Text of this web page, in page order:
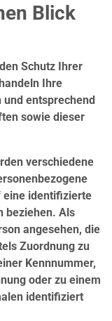
Blick
Schutz Ihrer
Ihre
und entsprechend
sowie dieser
verschiedene
eine identifizierte
beziehen. Als
angesehen, die
Zuordnung zu
Kennnummer,
oder zu einem
identifiziert